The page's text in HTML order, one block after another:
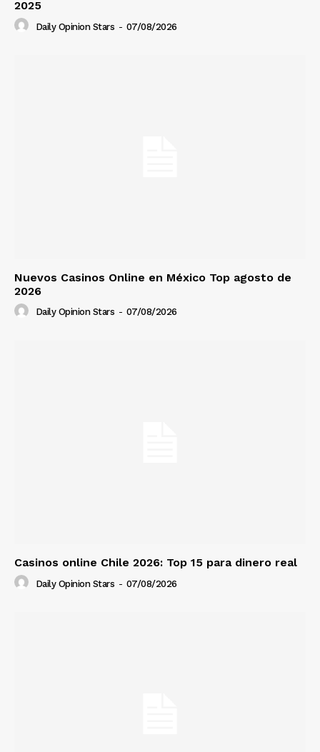
2025
Daily Opinion Stars - 07/08/2026
Nuevos Casinos Online en México Top agosto de
2026
Daily Opinion Stars - 07/08/2026
Casinos online Chile 2026: Top 15 para dinero real
Daily Opinion Stars - 07/08/2026